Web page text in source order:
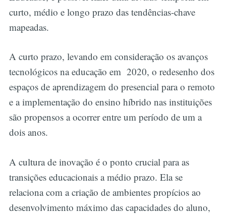
curto, médio e longo prazo das tendências-chave
mapeadas.
A curto prazo, levando em consideração os avanços
tecnológicos na educação em 2020, o redesenho dos
espaços de aprendizagem do presencial para o remoto
e a implementação do ensino híbrido nas instituições
são propensos a ocorrer entre um período de um a
dois anos.
A cultura de inovação é o ponto crucial para as
transições educacionais a médio prazo. Ela se
relaciona com a criação de ambientes propícios ao
desenvolvimento máximo das capacidades do aluno,